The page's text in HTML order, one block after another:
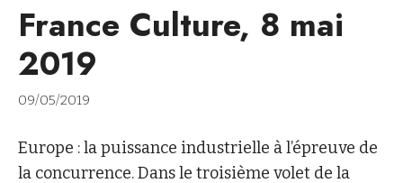
France Culture, 8 mai
2019
09/05/2019
Europe : la puissance industrielle à l’épreuve de
la concurrence. Dans le troisième volet de la